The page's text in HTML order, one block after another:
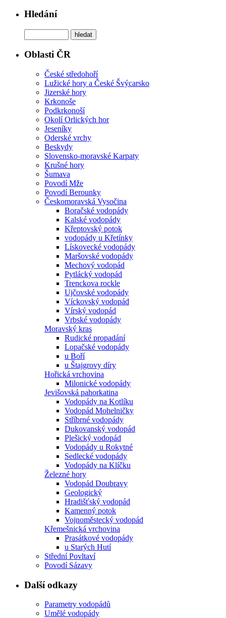
Hledání
Oblasti ČR
České středohoří
Lužické hory a České Švýcarsko
Jizerské hory
Krkonoše
Podkrkonoší
Okolí Orlických hor
Jeseníky
Oderské vrchy
Beskydy
Slovensko-moravské Karpaty
Krušné hory
Šumava
Povodí Mže
Povodí Berounky
Českomoravská Vysočina
Boračské vodopády
Kalské vodopády
Křeptovský potok
vodopády u Křetínky
Lískovecké vodopády
Maršovské vodopády
Mechový vodopád
Pytlácký vodopád
Trenckova rockle
Ujčovské vodopády
Víckovský vodopád
Vírský vodopád
Vrbské vodopády
Moravský kras
Rudické propadání
Lopačské vodopády
u Boří
u Štajgrovy díry
Hořická vrchovina
Milonické vodopády
Jevišovská pahorkatina
Vodopády na Kotlíku
Vodopád Mohelničky
Stříbrné vodopády
Dukovanský vodopád
Plešický vodopád
Vodopády u Rokytné
Sedlecké vodopády
Vodopády na Klíčku
Železné hory
Vodopád Doubravy
Geologický
Hradišťský vodopád
Kamenný potok
Vojnoměstecký vodopád
Křemešnická vrchovina
Prasátkové vodopády
u Starých Hutí
Střední Povltaví
Povodí Sázavy
Další odkazy
Parametry vodopádů
Umělé vodopády